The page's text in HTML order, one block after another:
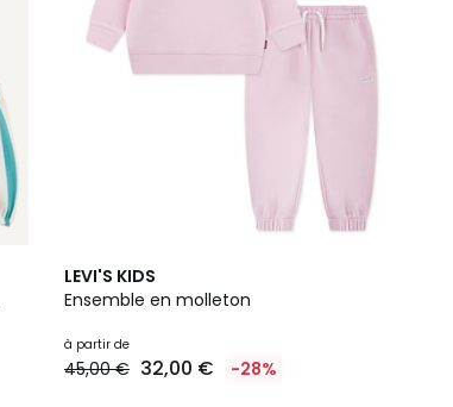
LEVI'S KIDS
Ensemble en molleton
à partir de
45,00 € 32,00 € -28%
2
Couleurs